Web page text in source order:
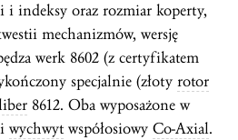
i indeksy oraz rozmiar koperty,
mechanizmów, wersję
werk 8602 (z certyfikatem
specjalnie (złoty rotor
8612. Oba wyposażone w
wychwytwspółosiowy Co-Axial.